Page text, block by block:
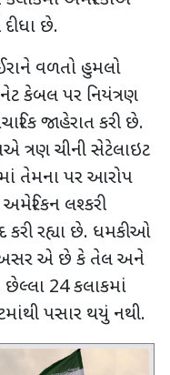
દીધા છે.
વળતો હુમલો
કેબલ પર નિયંત્રણ
જાહેરાત કરી છે.
ત્રણ ચીની સેટેલાઇટ
તેમના પર આરોપ
લશ્કરી
રહ્યા છે. ધમકીઓ
અસર એ છે કે તેલ અને
છેલ્લા 24 કલાકમાં
પસાર થયું નથી.